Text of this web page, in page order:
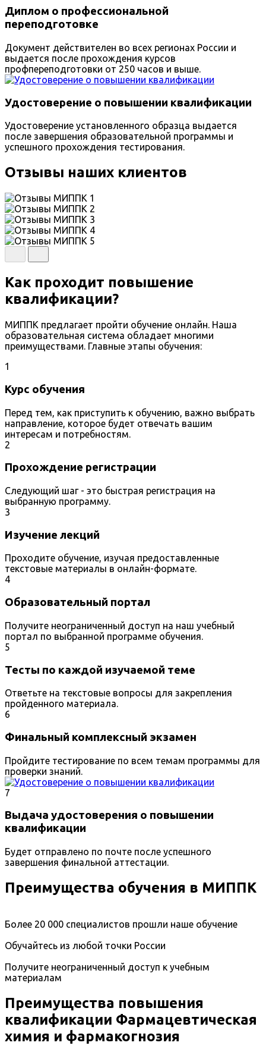
Диплом о профессиональной
переподготовке
Документ действителен во всех регионах России и
выдается после прохождения курсов
профпереподготовки от 250 часов и выше.
Удостоверение о повышении квалификации
Удостоверение установленного образца выдается
после завершения образовательной программы и
успешного прохождения тестирования.
Отзывы наших клиентов
Как проходит повышение
квалификации?
МИППК предлагает пройти обучение онлайн. Наша
образовательная система обладает многими
преимуществами. Главные этапы обучения:
1
Курс обучения
Перед тем, как приступить к обучению, важно выбрать
направление, которое будет отвечать вашим
интересам и потребностям.
2
Прохождение регистрации
Следующий шаг - это быстрая регистрация на
выбранную программу.
3
Изучение лекций
Проходите обучение, изучая предоставленные
текстовые материалы в онлайн-формате.
4
Образовательный портал
Получите неограниченный доступ на наш учебный
портал по выбранной программе обучения.
5
Тесты по каждой изучаемой теме
Ответьте на текстовые вопросы для закрепления
пройденного материала.
6
Финальный комплексный экзамен
Пройдите тестирование по всем темам программы для
проверки знаний.
7
Выдача удостоверения о повышении
квалификации
Будет отправлено по почте после успешного
завершения финальной аттестации.
Преимущества обучения в МИППК
Более 20 000 специалистов прошли наше обучение
Обучайтесь из любой точки России
Получите неограниченный доступ к учебным
материалам
Преимущества повышения
квалификации Фармацевтическая
химия и фармакогнозия